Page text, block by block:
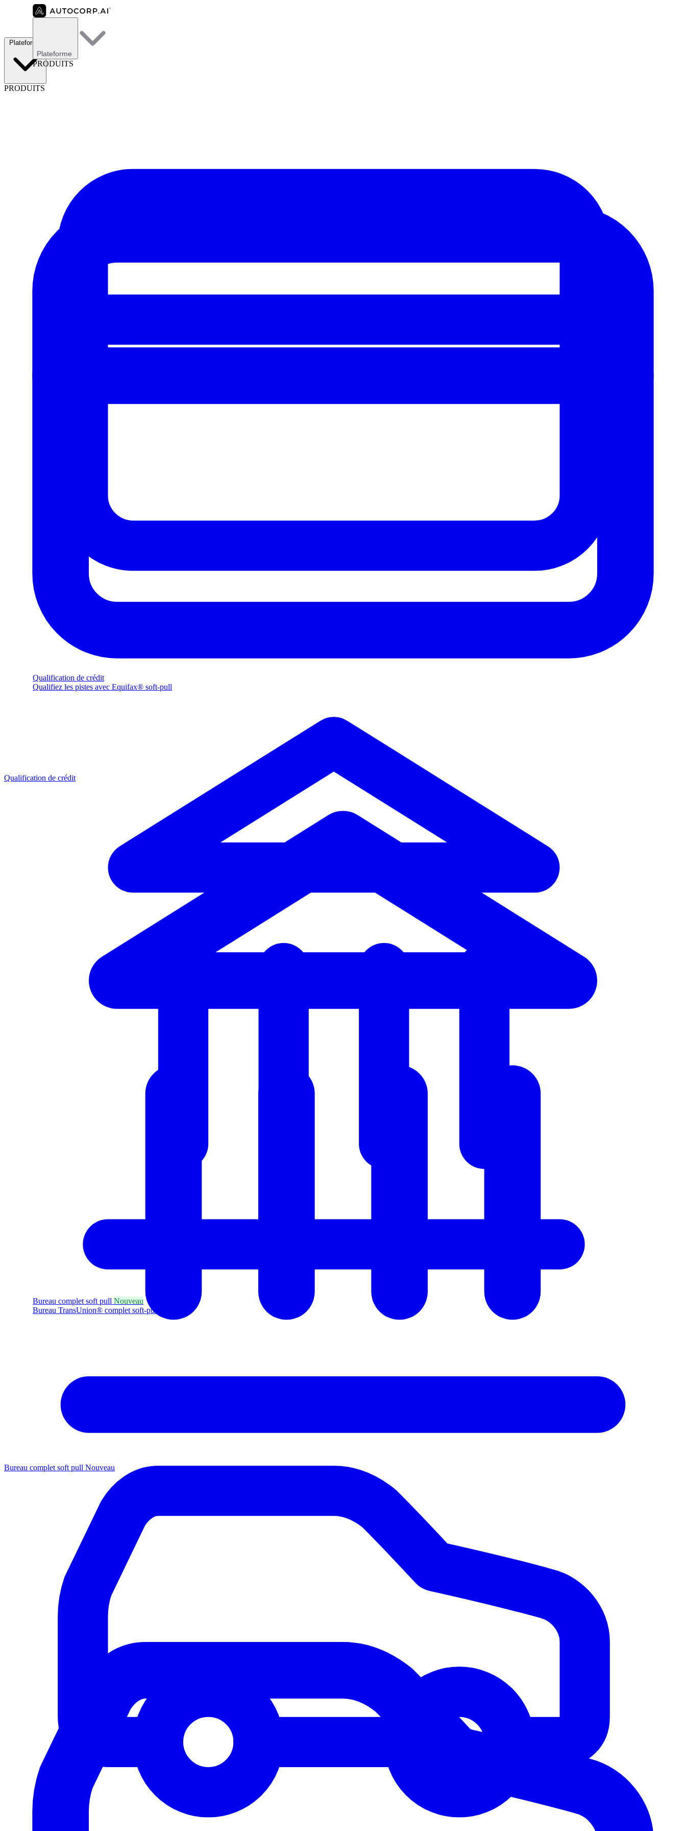
Plateforme
PRODUITS
Qualification de crédit
Qualifiez les pistes avec Equifax® soft-pull
Bureau complet soft pull Nouveau
Bureau TransUnion® complet soft-pull
Plateforme
PRODUITS
Qualification de crédit
Bureau complet soft pull Nouveau